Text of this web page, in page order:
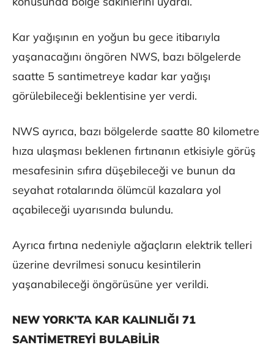
Kar yağışının en yoğun bu gece itibarıyla
yaşanacağını öngören NWS, bazı bölgelerde
saatte 5 santimetreye kadar kar yağışı
görülebileceği beklentisine yer verdi.
NWS ayrıca, bazı bölgelerde saatte 80 kilometre
hıza ulaşması beklenen fırtınanın etkisiyle görüş
mesafesinin sıfıra düşebileceği ve bunun da
seyahat rotalarında ölümcül kazalara yol
açabileceği uyarısında bulundu.
Ayrıca fırtına nedeniyle ağaçların elektrik telleri
üzerine devrilmesi sonucu kesintilerin
yaşanabileceği öngörüsüne yer verildi.
NEW YORK’TA KAR KALINLIĞI 71
SANTİMETREYİ BULABİLİR